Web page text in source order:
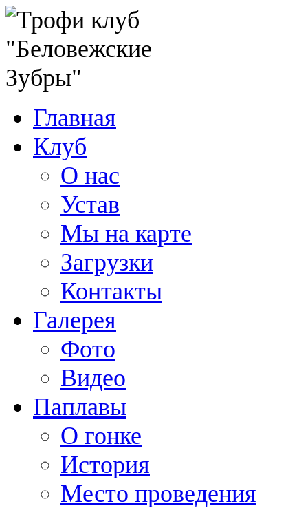
Главная
Клуб
О нас
Устав
Мы на карте
Загрузки
Контакты
Галерея
Фото
Видео
Паплавы
О гонке
История
Место проведения